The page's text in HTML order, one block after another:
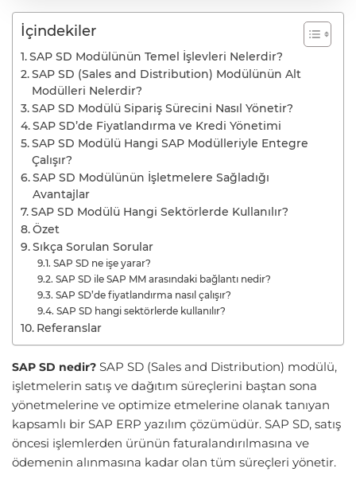
İçindekiler
SAP SD Modülünün Temel İşlevleri Nelerdir?
SAP SD (Sales and Distribution) Modülünün Alt
Modülleri Nelerdir?
SAP SD Modülü Sipariş Sürecini Nasıl Yönetir?
SAP SD’de Fiyatlandırma ve Kredi Yönetimi
SAP SD Modülü Hangi SAP Modülleriyle Entegre
Çalışır?
SAP SD Modülünün İşletmelere Sağladığı
Avantajlar
SAP SD Modülü Hangi Sektörlerde Kullanılır?
Özet
Sıkça Sorulan Sorular
SAP SD ne işe yarar?
SAP SD ile SAP MM arasındaki bağlantı nedir?
SAP SD’de fiyatlandırma nasıl çalışır?
SAP SD hangi sektörlerde kullanılır?
Referanslar
SAP SD nedir? SAP SD (Sales and Distribution) modülü,
işletmelerin satış ve dağıtım süreçlerini baştan sona
yönetmelerine ve optimize etmelerine olanak tanıyan
kapsamlı bir SAP ERP yazılım çözümüdür. SAP SD, satış
öncesi işlemlerden ürünün faturalandırılmasına ve
ödemenin alınmasına kadar olan tüm süreçleri yönetir.